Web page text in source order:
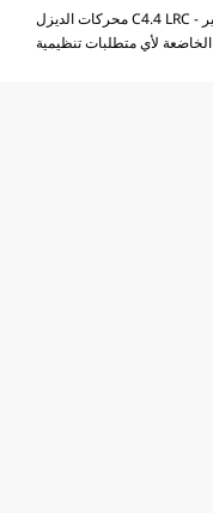
محركات الديزل C4.4 LRC - للمناطق الخاضعة لمتطلبات تنظيمية أقل وغير
الخاضعة لأي متطلبات تنظيمية